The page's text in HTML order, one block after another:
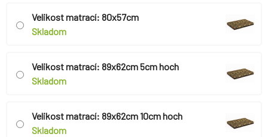
Velikost matrací: 80x57cm
Skladom
Velikost matrací: 89x62cm 5cm hoch
Skladom
Velikost matrací: 89x62cm 10cm hoch
Skladom